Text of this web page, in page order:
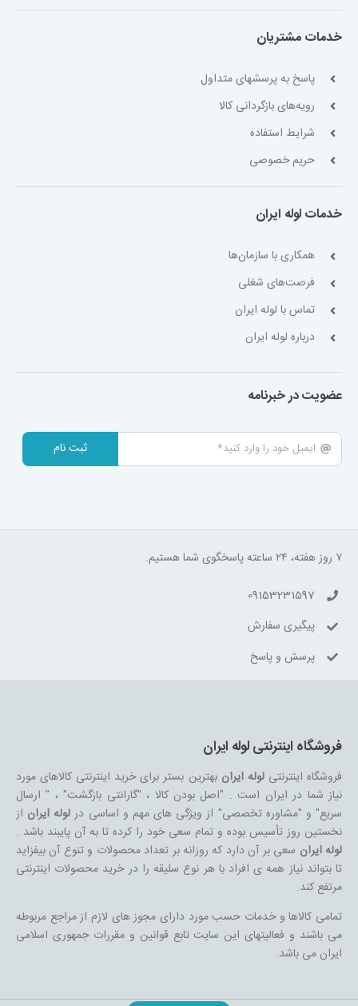
خدمات مشتریان
پاسخ به پرسشهای متداول
رویه‌های بازگردانی کالا
شرایط استفاده
حریم خصوصی
خدمات لوله ایران
همکاری با سازمان‌ها
فرصت‌های شغلی
تماس با لوله ایران
درباره لوله ایران
عضویت در خبرنامه
ثبت نام
۷ روز هفته، ۲۴ ساعته پاسخگوی شما هستیم.
09153231597
پیگیری سفارش
پرسش و پاسخ
فروشگاه اینترنتی لوله ایران
فروشگاه اینترنتیلوله ایران بهترین بستر برای خرید اینترنتی کالاهای مورد
نیاز شما در ایران است . "اصل بودن کالا ، "گارانتی بازگشت" ، " ارسال
سریع" و "مشاوره تخصصی" از ویژگی های مهم و اساسی درلوله ایران از
نخستین روز تأسیس بوده و تمام سعی خود را کرده تا به آن پایبند باشد .
لوله ایران سعی بر آن دارد که روزانه بر تعداد محصولات و تنوع آن بیفزاید
تا بتواند نیاز همه ی افراد با هر نوع سلیقه را در خرید محصولات اینترنتی
مرتفع کند.
تمامی کالاها و خدمات حسب مورد دارای مجوز های لازم از مراجع مربوطه
می باشند و فعالیتهای این سایت تابع قوانین و مقررات جمهوری اسلامی
ایران می باشد.